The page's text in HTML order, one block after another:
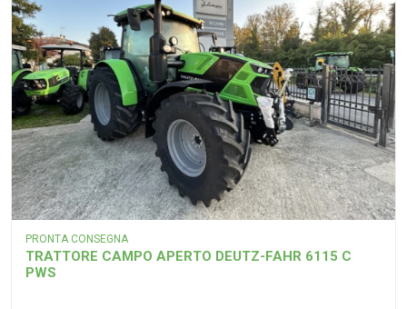
PRONTA CONSEGNA
TRATTORE CAMPO APERTO DEUTZ-FAHR 6115 C
PWS